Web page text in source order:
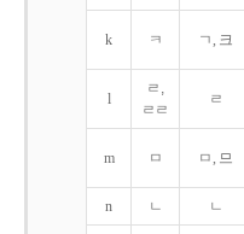
k ㅋ ㄱ, 크
l
ㄹ,
ㄹㄹ
ㄹ
m ㅁ ㅁ, 므
n ㄴ ㄴ